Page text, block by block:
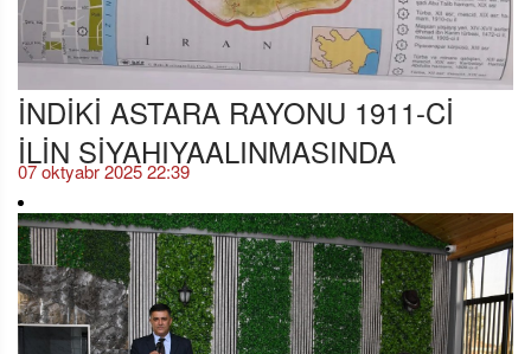
İNDİKİ ASTARA RAYONU 1911-Cİ
İLİN SİYAHIYAALINMASINDA
07 oktyabr 2025 22:39